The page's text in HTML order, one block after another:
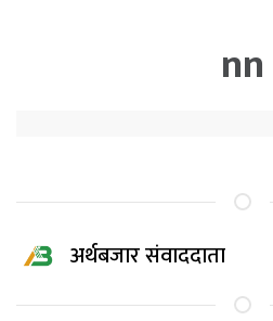
nn
अर्थबजार संवाददाता